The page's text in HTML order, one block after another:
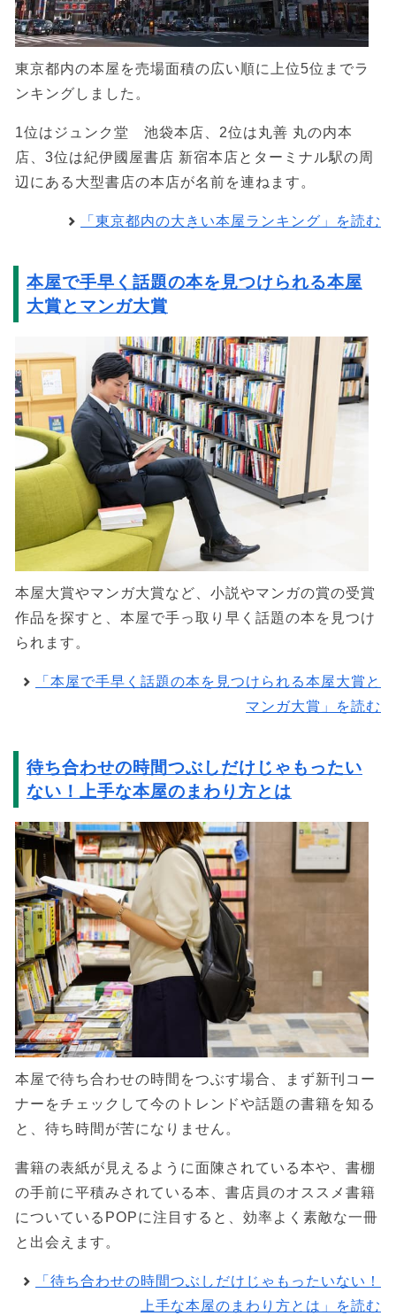
東京都内の本屋を売場面積の広い順に上位5位までラ
ンキングしました。
1位はジュンク堂 池袋本店、2位は丸善 丸の内本
店、3位は紀伊國屋書店 新宿本店とターミナル駅の周
辺にある大型書店の本店が名前を連ねます。
「東京都内の大きい本屋ランキング」を読む
本屋で手早く話題の本を見つけられる本屋
大賞とマンガ大賞
本屋大賞やマンガ大賞など、小説やマンガの賞の受賞
作品を探すと、本屋で手っ取り早く話題の本を見つけ
られます。
「本屋で手早く話題の本を見つけられる本屋大賞と
マンガ大賞」を読む
待ち合わせの時間つぶしだけじゃもったい
ない！上手な本屋のまわり方とは
本屋で待ち合わせの時間をつぶす場合、まず新刊コー
ナーをチェックして今のトレンドや話題の書籍を知る
と、待ち時間が苦になりません。
書籍の表紙が見えるように面陳されている本や、書棚
の手前に平積みされている本、書店員のオススメ書籍
についているPOPに注目すると、効率よく素敵な一冊
と出会えます。
「待ち合わせの時間つぶしだけじゃもったいない！
上手な本屋のまわり方とは」を読む